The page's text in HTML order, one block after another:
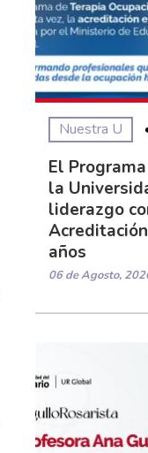
Nuestra U
El
la
liderazgo
años
06 de Agosto,